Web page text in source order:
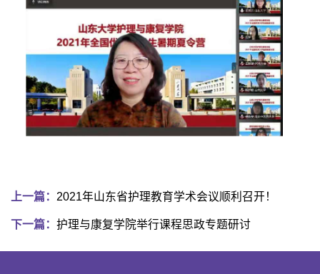
上一篇： 2021年山东省护理教育学术会议顺利召开！
下一篇： 护理与康复学院举行课程思政专题研讨